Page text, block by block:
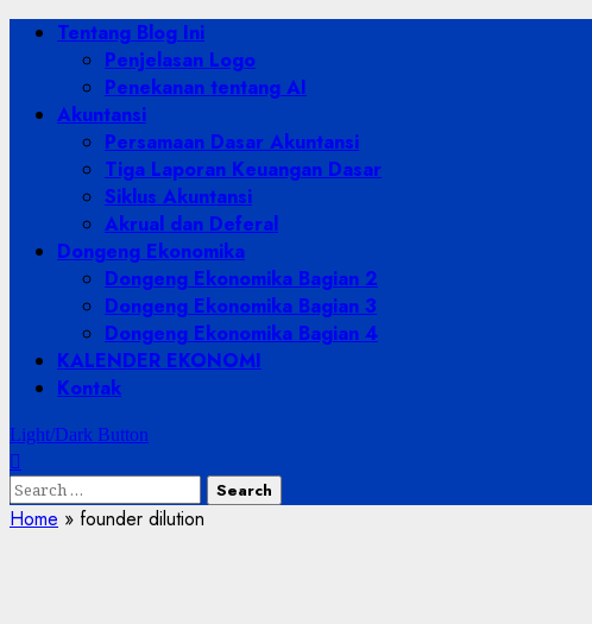
Skip
PrimaryTentang Blog Ini
Penjelasan Logo
Penekanan tentang AI
Akuntansi
Persamaan Dasar Akuntansi
Tiga Laporan Keuangan Dasar
Siklus Akuntansi
Akrual dan Deferal
Dongeng Ekonomika
Dongeng Ekonomika Bagian 2
Dongeng Ekonomika Bagian 3
Dongeng Ekonomika Bagian 4
KALENDER EKONOMI
Kontak
Light/Dark Button
Search
for:
Home » founder dilution